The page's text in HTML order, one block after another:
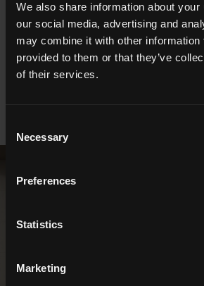
We also share information about
our social media, advertising and
may combine it with other information
provided to them or that they’ve
of their services.
Selection
Necessary
Preferences
Statistics
Marketing
Une association de plusieurs matières
collection décorative dynamique mêlant
au fond Terra de la collection Bioterre,
naturelle de la chaux et de l’argile.
Tiré de Elle Decor du 1er octobre 2024